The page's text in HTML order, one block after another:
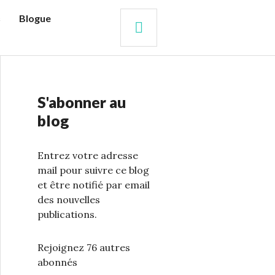
Blogue
S'abonner au
blog
Entrez votre adresse
mail pour suivre ce blog
et être notifié par email
des nouvelles
publications.
Rejoignez 76 autres
abonnés